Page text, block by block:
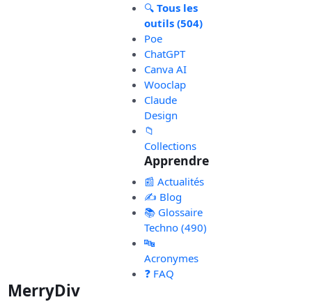
🔍 Tous les
outils (504)
Poe
ChatGPT
Canva AI
Wooclap
Claude
Design
📁
Collections
Apprendre
📰 Actualités
✍️ Blog
📚 Glossaire
Techno (490)
🔤
Acronymes
❓ FAQ
MerryDiv